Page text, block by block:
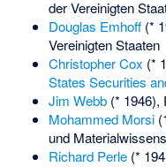
der Vereinigten
Douglas Emhoff(*
Vereinigten Staaten
Christopher Cox (*
States Securities
Jim Webb(* 1946),
Mohammed Morsi
und
Richard Perle(*